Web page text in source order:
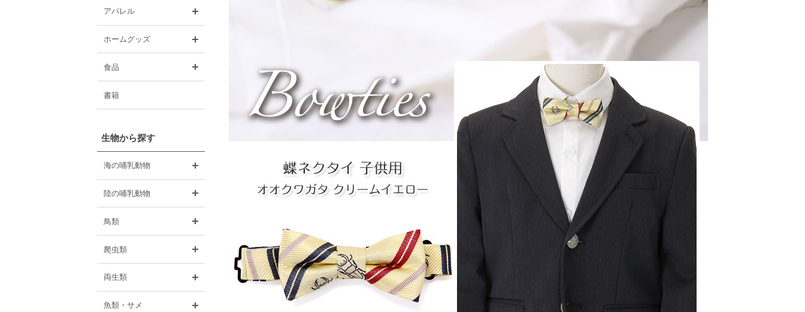
アパレル
ホームグッズ
食品
書籍
生物から探す
海の哺乳動物
陸の哺乳動物
鳥類
爬虫類
両生類
魚類・サメ